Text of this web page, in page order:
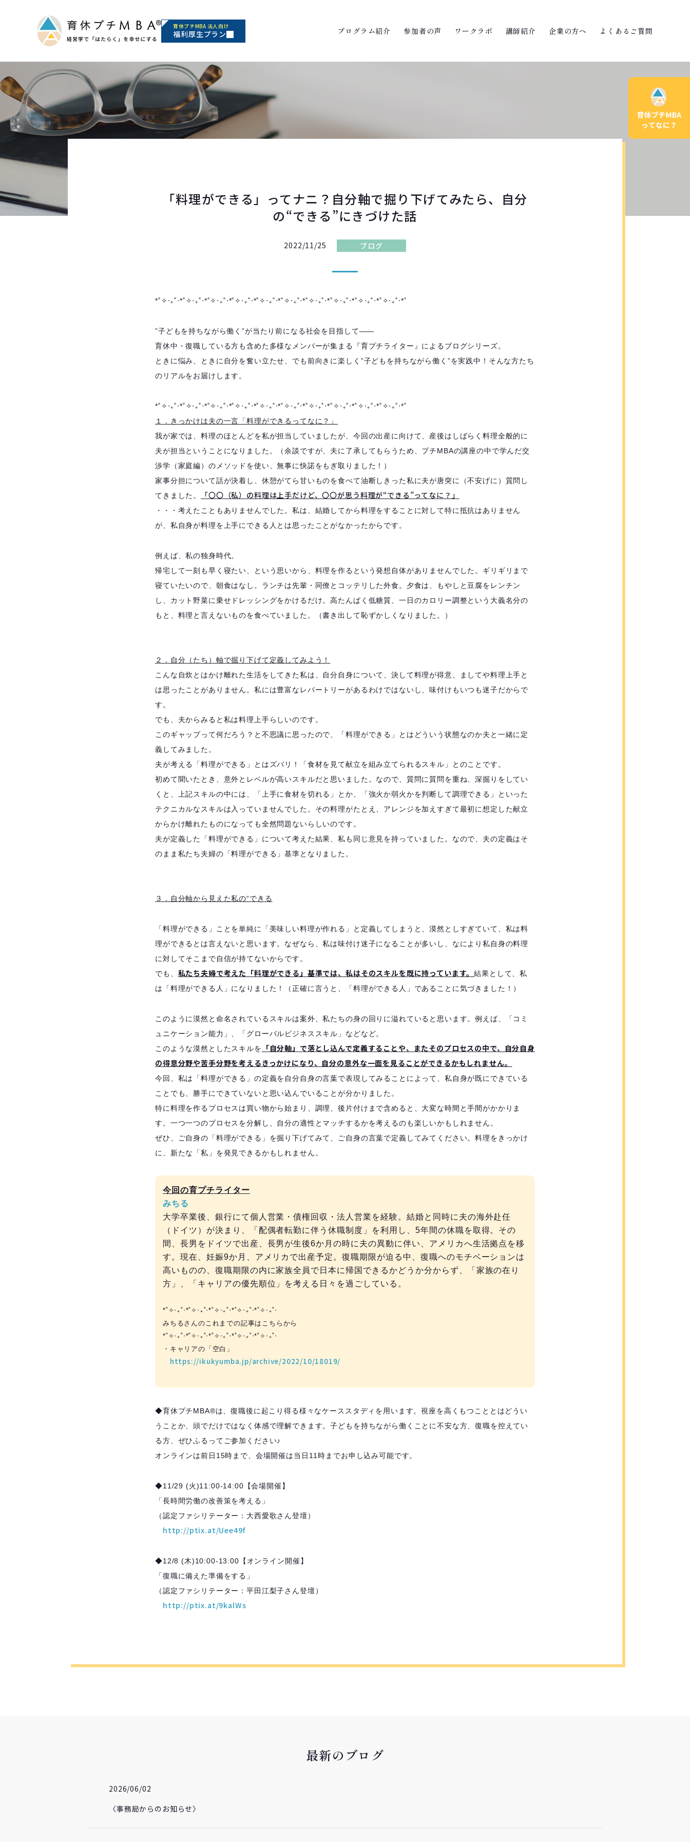
育休プチMBA 法人向け
福利厚生プラン プログラム紹介 参加者の声 ワークラボ 講師紹介 企業の方へ よくあるご質問
「料理ができる」ってナニ？自分軸で掘り下げてみたら、自分
の“できる”にきづけた話
2022/11/25 ブログ
*˚✧︎‧₊˚‧*˚✧︎‧₊˚‧*˚✧︎‧₊˚‧*˚✧︎‧₊˚‧*˚✧︎‧₊˚‧*˚✧︎‧₊˚‧*˚✧︎‧₊˚‧*˚✧︎‧₊˚‧*˚✧︎‧₊˚‧*˚✧︎‧₊˚‧*˚
”子どもを持ちながら働く”が当たり前になる社会を目指して――
育休中・復職している方も含めた多様なメンバーが集まる『育プチライター』によるブログシリーズ。
ときに悩み、ときに自分を奮い立たせ、でも前向きに楽しく”子どもを持ちながら働く”を実践中！そんな方たち
のリアルをお届けします。
*˚✧︎‧₊˚‧*˚✧︎‧₊˚‧*˚✧︎‧₊˚‧*˚✧︎‧₊˚‧*˚✧︎‧₊˚‧*˚✧︎‧₊˚‧*˚✧︎‧₊˚‧*˚✧︎‧₊˚‧*˚✧︎‧₊˚‧*˚✧︎‧₊˚‧*˚
１．きっかけは夫の一言「料理ができるってなに？」
我が家では、料理のほとんどを私が担当していましたが、今回の出産に向けて、産後はしばらく料理全般的に
夫が担当ということになりました。（余談ですが、夫に了承してもらうため、プチMBAの講座の中で学んだ交
渉学（家庭編）のメソッドを使い、無事に快諾をもぎ取りました！）
家事分担について話が決着し、休憩がてら甘いものを食べて油断しきった私に夫が唐突に（不安げに）質問し
てきました。
「〇〇（私）の料理は上手だけど、〇〇が思う料理が“できる”ってなに？」
・・・考えたこともありませんでした。私は、結婚してから料理をすることに対して特に抵抗はありません
が、私自身が料理を上手にできる人とは思ったことがなかったからです。
例えば、私の独身時代。
帰宅して一刻も早く寝たい、という思いから、料理を作るという発想自体がありませんでした。ギリギリまで
寝ていたいので、朝食はなし。ランチは先輩・同僚とコッテリした外食。夕食は、もやしと豆腐をレンチン
し、カット野菜に乗せドレッシングをかけるだけ。高たんぱく低糖質、一日のカロリー調整という大義名分の
もと、料理と言えないものを食べていました。（書き出して恥ずかしくなりました。）
２．自分（たち）軸で掘り下げて定義してみよう！
こんな自炊とはかけ離れた生活をしてきた私は、自分自身について、決して料理が得意、ましてや料理上手と
は思ったことがありません。私には豊富なレパートリーがあるわけではないし、味付けもいつも迷子だからで
す。
でも、夫からみると私は料理上手らしいのです。
このギャップって何だろう？と不思議に思ったので、「料理ができる」とはどういう状態なのか夫と一緒に定
義してみました。
夫が考える「料理ができる」とはズバリ！「食材を見て献立を組み立てられるスキル」とのことです。
初めて聞いたとき、意外とレベルが高いスキルだと思いました。なので、質問に質問を重ね、深掘りをしてい
くと、上記スキルの中には、「上手に食材を切れる」とか、「強火か弱火かを判断して調理できる」といった
テクニカルなスキルは入っていませんでした。その料理がたとえ、アレンジを加えすぎて最初に想定した献立
からかけ離れたものになっても全然問題ないらしいのです。
夫が定義した「料理ができる」について考えた結果、私も同じ意見を持っていました。なので、夫の定義はそ
のまま私たち夫婦の「料理ができる」基準となりました。
３．自分軸から見えた私の“できる
「料理ができる」ことを単純に「美味しい料理が作れる」と定義してしまうと、漠然としすぎていて、私は料
理ができるとは言えないと思います。なぜなら、私は味付け迷子になることが多いし、なにより私自身の料理
に対してそこまで自信が持てないからです。
でも、 私たち夫婦で考えた「料理ができる」基準では、私はそのスキルを既に持っています。結果として、私
は「料理ができる人」になりました！（正確に言うと、「料理ができる人」であることに気づきました！）
このように漠然と命名されているスキルは案外、私たちの身の回りに溢れていると思います。例えば、「コミ
ュニケーション能力」、「グローバルビジネススキル」などなど。
このような漠然としたスキルを
「自分軸」で落とし込んで定義することや、またそのプロセスの中で、自分自身
の得意分野や苦手分野を考えるきっかけになり、自分の意外な一面を見ることができるかもしれません。
今回、私は「料理ができる」の定義を自分自身の言葉で表現してみることによって、私自身が既にできている
ことでも、勝手にできていないと思い込んでいることが分かりました。
特に料理を作るプロセスは買い物から始まり、調理、後片付けまで含めると、大変な時間と手間がかかりま
す。一つ一つのプロセスを分解し、自分の適性とマッチするかを考えるのも楽しいかもしれません。
ぜひ、ご自身の「料理ができる」を掘り下げてみて、ご自身の言葉で定義してみてください。料理をきっかけ
に、新たな「私」を発見できるかもしれません。
今回の育プチライター
みちる
大学卒業後、銀行にて個人営業・債権回収・法人営業を経験。結婚と同時に夫の海外赴任
（ドイツ）が決まり、「配偶者転勤に伴う休職制度」を利用し、5年間の休職を取得。その
間、長男をドイツで出産、長男が生後6か月の時に夫の異動に伴い、アメリカへ生活拠点を移
す。現在、妊娠9か月、アメリカで出産予定。復職期限が迫る中、復職へのモチベーションは
高いものの、復職期限の内に家族全員で日本に帰国できるかどうか分からず、「家族の在り
方」、「キャリアの優先順位」を考える日々を過ごしている。
*˚✧︎‧₊˚‧*˚✧︎‧₊˚‧*˚✧︎‧₊˚‧*˚✧︎‧₊˚‧*˚✧︎‧₊˚‧
みちるさんのこれまでの記事はこちらから
*˚✧︎‧₊˚‧*˚✧︎‧₊˚‧*˚✧︎‧₊˚‧*˚✧︎‧₊˚‧*˚✧︎‧₊˚‧
・キャリアの「空白」
https://ikukyumba.jp/archive/2022/10/18019/
◆育休プチMBA®️は、復職後に起こり得る様々なケーススタディを用います。視座を高くもつこととはどうい
うことか、頭でだけではなく体感で理解できます。子どもを持ちながら働くことに不安な方、復職を控えてい
る方、ぜひふるってご参加ください♪
オンラインは前日15時まで、会場開催は当日11時までお申し込み可能です。
◆11/29 (火)11:00-14:00【会場開催】
「長時間労働の改善策を考える」
（認定ファシリテーター：大西愛歌さん登壇）
http://ptix.at/Uee49f
◆12/8 (木)10:00-13:00【オンライン開催】
「復職に備えた準備をする」
（認定ファシリテーター：平田江梨子さん登壇）
http://ptix.at/9kalWs
最新のブログ
2026/06/02
〈事務局からのお知らせ〉